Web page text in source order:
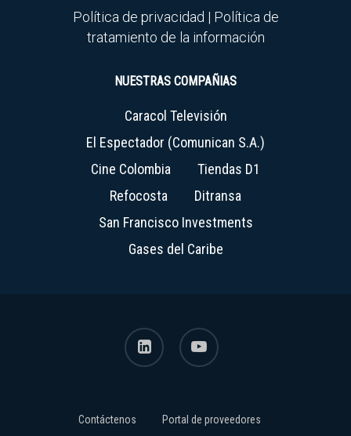
Política de privacidad | Política de
tratamiento de la información
NUESTRAS COMPAÑIAS
Caracol Televisión
El Espectador (Comunican S.A.)
Cine Colombia
Tiendas D1
Refocosta
Ditransa
San Francisco Investments
Gases del Caribe
linkedin youtube
Contáctenos Portal de proveedores